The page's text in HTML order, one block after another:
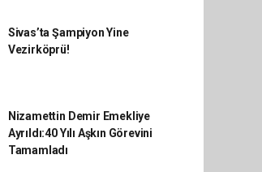
Sivas’ta Şampiyon Yine
Vezirköprü!
Nizamettin Demir Emekliye
Ayrıldı:40 Yılı Aşkın Görevini
Tamamladı